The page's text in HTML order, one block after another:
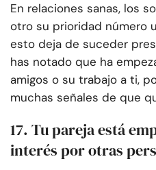
En relaciones sanas, los
otro su prioridad número
esto deja de suceder
has notado que ha
amigos o su trabajo a ti,
muchas señales de que
17. Tu pareja está
interés por otras